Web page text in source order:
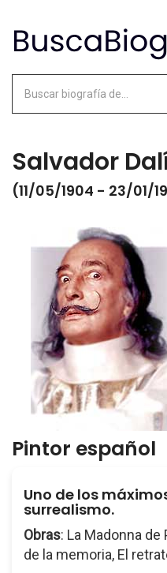
Salvador
(11/05/1904 - 23/01/
Pintor español
Uno de los
surrealismo.
Obras: La Madonna
de la memoria, El